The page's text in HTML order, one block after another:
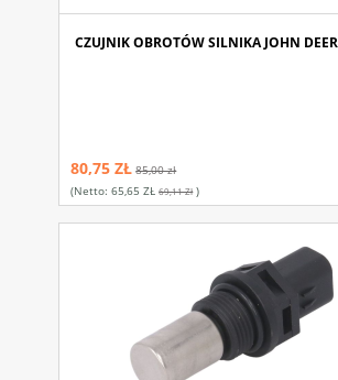
CZUJNIK OBROTÓW SILNIKA JOHN
80,75 ZŁ 85,00 zł
(netto:65,65 ZŁ 69,11 Zł)